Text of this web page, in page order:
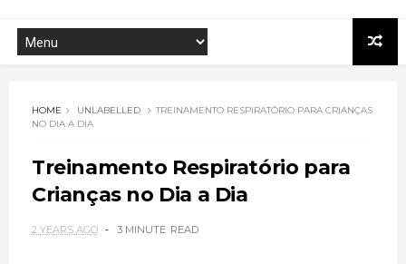
HOME UNLABELLED
TREINAMENTO RESPIRATÓRIO PARA CRIANÇAS
NO DIA A DIA
Treinamento Respiratório para
Crianças no Dia a Dia
2 YEARS AGO 3 MINUTE READ